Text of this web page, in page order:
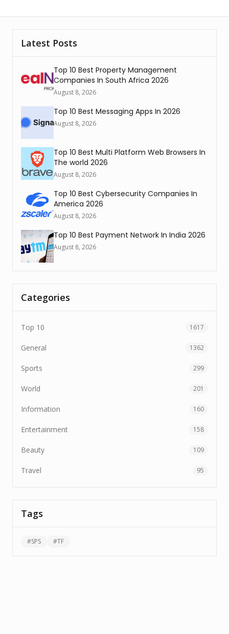
Latest Posts
Top 10 Best Property Management
Companies In South Africa 2026
August 8, 2026
Top 10 Best Messaging Apps In 2026
August 8, 2026
Top 10 Best Multi Platform Web Browsers In
The world 2026
August 8, 2026
Top 10 Best Cybersecurity Companies In
America 2026
August 8, 2026
Top 10 Best Payment Network In India 2026
August 8, 2026
Categories
Top 10 1617
General 1362
Sports 299
World 201
Information 160
Entertainment 158
Beauty 109
Travel 95
Tags
#SPS #TF